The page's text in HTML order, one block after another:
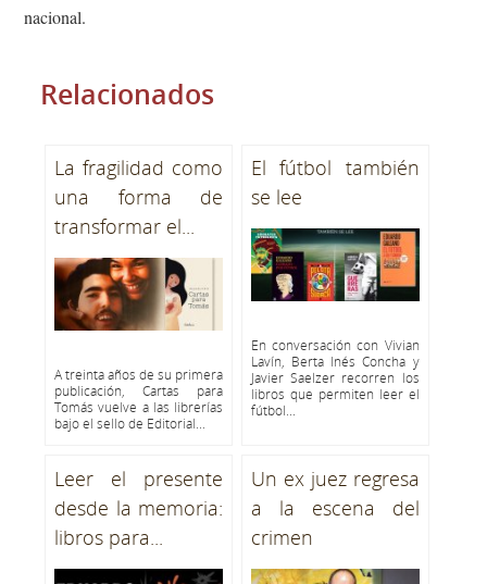
nacional.
Relacionados
La fragilidad como
una forma de
transformar el...
A treinta años de su primera
publicación, Cartas para
Tomás vuelve a las librerías
bajo el sello de Editorial...
El fútbol también
se lee
En conversación con Vivian
Lavín, Berta Inés Concha y
Javier Saelzer recorren los
libros que permiten leer el
fútbol...
Leer el presente
desde la memoria:
libros para...
Un ex juez regresa
a la escena del
crimen